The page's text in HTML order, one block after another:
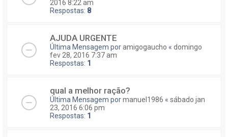
2016 8:22 am
Respostas: 8
AJUDA URGENTE
Última Mensagem poramigogaucho « domingo
fev 28, 2016 7:37 am
Respostas: 1
qual a melhor ração?
Última Mensagem pormanuel1986 « sábado jan
23, 2016 6:06 pm
Respostas: 1